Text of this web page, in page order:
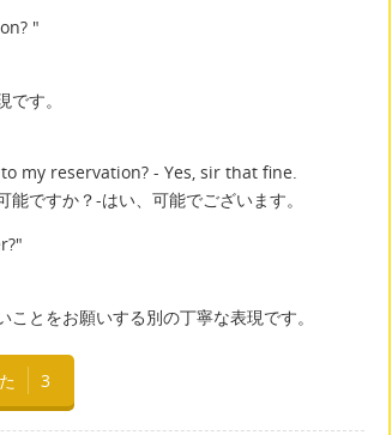
"
す。
my reservation? - Yes, sir that fine.
ですか？-はい、可能でございます。
とをお願いする別の丁寧な表現です。
3